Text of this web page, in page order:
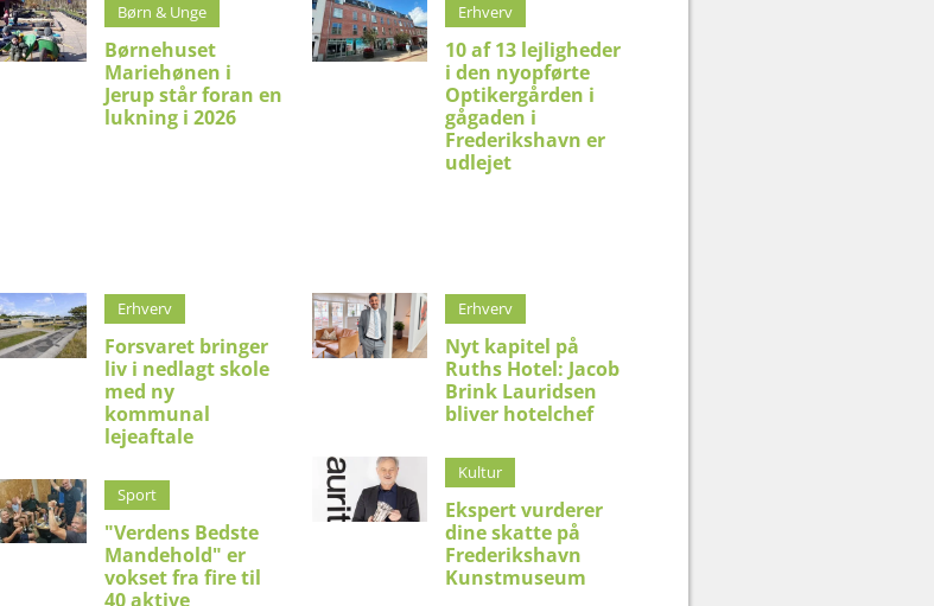
Børn & Unge
Børnehuset
Mariehønen i
Jerup står foran en
lukning i 2026
Erhverv
10 af 13 lejligheder
i den nyopførte
Optikergården i
gågaden i
Frederikshavn er
udlejet
Erhverv
Forsvaret bringer
liv i nedlagt skole
med ny
kommunal
lejeaftale
Sport
"Verdens Bedste
Mandehold" er
vokset fra fire til
40 aktive
Erhverv
Nyt kapitel på
Ruths Hotel: Jacob
Brink Lauridsen
bliver hotelchef
Kultur
Ekspert vurderer
dine skatte på
Frederikshavn
Kunstmuseum